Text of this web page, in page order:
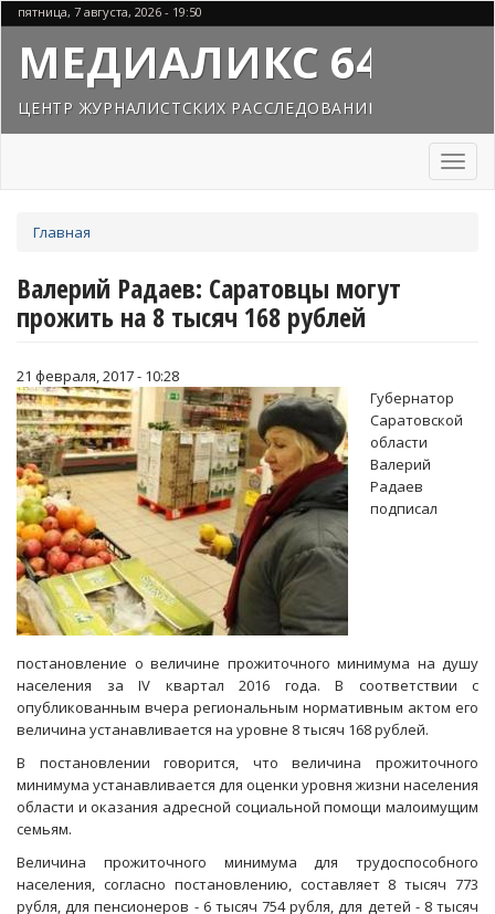
Перейти
к
основному
содержанию
пятница, 7 августа, 2026 - 19:50
МЕДИАЛИКС 64
ЦЕНТР ЖУРНАЛИСТСКИХ РАССЛЕДОВАНИЙ
Toggle
здесь
Главная
Валерий Радаев: Саратовцы могут
прожить на 8 тысяч 168 рублей
21 февраля, 2017 - 10:28
Губернатор
Саратовской
области
Валерий
Радаев
подписал
постановление о величине прожиточного минимума на душу
населения за IV квартал 2016 года. В соответствии с
опубликованным вчера региональным нормативным актом его
величина устанавливается на уровне 8 тысяч 168 рублей.
В постановлении говорится, что величина прожиточного
минимума устанавливается для оценки уровня жизни населения
области и оказания адресной социальной помощи малоимущим
семьям.
Величина прожиточного минимума для трудоспособного
населения, согласно постановлению, составляет 8 тысяч 773
рубля, для пенсионеров - 6 тысяч 754 рубля, для детей - 8 тысяч